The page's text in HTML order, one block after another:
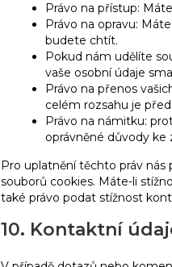
Právo na přístup:
Právo na opravu:
budete chtít.
Pokud nám udělíte
vaše osobní údaje
Právo na přenos
celém rozsahu je
Právo na námitku:
oprávněné důvody ke
Pro uplatnění těchto práv
souborů cookies. Máte-li
také právo podat stížnost
10. Kontaktní